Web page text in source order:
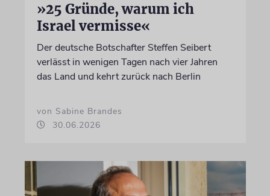
»25 Gründe, warum ich
Israel vermisse«
Der deutsche Botschafter Steffen Seibert
verlässt in wenigen Tagen nach vier Jahren
das Land und kehrt zurück nach Berlin
von Sabine Brandes
30.06.2026